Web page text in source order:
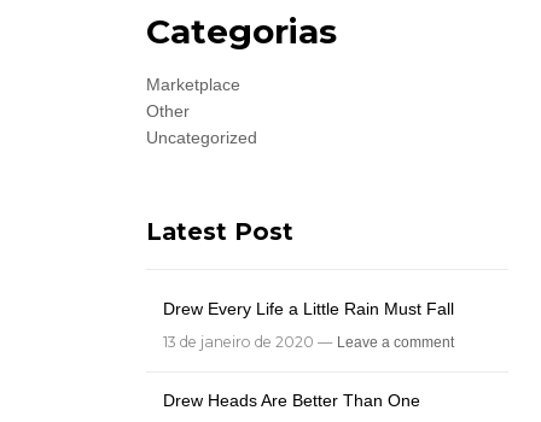
Categorias
Marketplace
Other
Uncategorized
Latest Post
Drew Every Life a Little Rain Must Fall
13 de janeiro de 2020 — Leave a comment
Drew Heads Are Better Than One